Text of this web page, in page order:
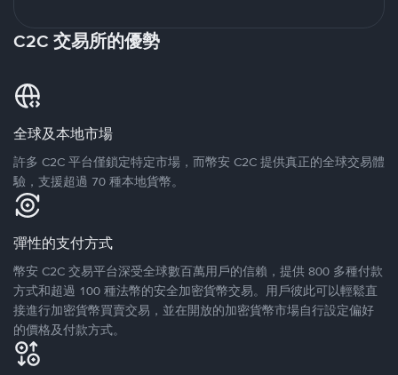
C2C 交易所的優勢
全球及本地市場
許多 C2C 平台僅鎖定特定市場，而幣安 C2C 提供真正的全球交易體
驗，支援超過 70 種本地貨幣。
彈性的支付方式
幣安 C2C 交易平台深受全球數百萬用戶的信賴，提供 800 多種付款
方式和超過 100 種法幣的安全加密貨幣交易。用戶彼此可以輕鬆直
接進行加密貨幣買賣交易，並在開放的加密貨幣市場自行設定偏好
的價格及付款方式。